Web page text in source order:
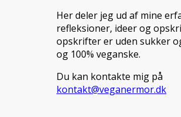
Her deler jeg ud af mine
refleksioner, ideer og
opskrifter er uden sukker
og 100% veganske.
Du kan kontakte mig på
kontakt@veganermor.dk